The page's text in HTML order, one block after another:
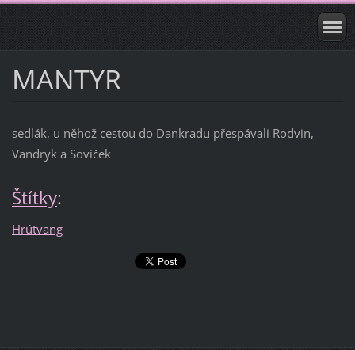
MANTYR
sedlák, u něhož cestou do Dankradu přespávali Rodvin,
Vandryk a Sovíček
Štítky:
Hrútvang